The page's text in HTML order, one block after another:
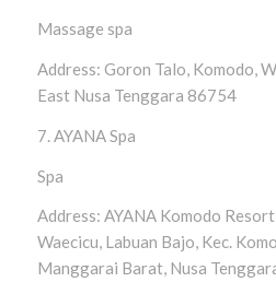
Massage spa
Address: Goron Talo, Komodo,
East Nusa Tenggara 86754
7. AYANA Spa
Spa
Address: AYANA Komodo
Waecicu, Labuan Bajo, Kec.
Manggarai Barat, Nusa